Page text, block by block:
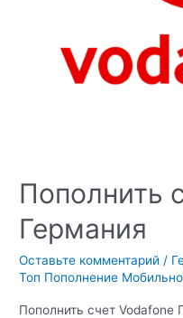
Пополнить
Германия
Оставьте комментарий /
Топ Пополнение
Пополнить счет Vodafone